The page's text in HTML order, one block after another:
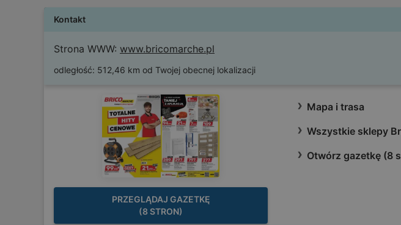
Kontakt
Strona WWW: www.bricomarche.pl
odległość: 512,46 km od Twojej obecnej lokalizacji
PRZEGLĄDAJ GAZETKĘ
(8 STRON)
Mapa i trasa
Wszystkie sklepy
Otwórz gazetkę (8